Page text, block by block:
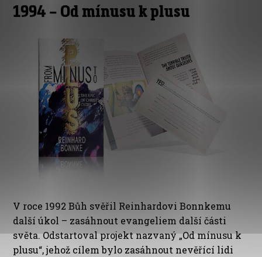
1994 – Od mínusu k plusu
V roce 1992 Bůh svěřil Reinhardovi Bonnkemu
další úkol – zasáhnout evangeliem další části
světa. Odstartoval projekt nazvaný „Od mínusu k
plusu“, jehož cílem bylo zasáhnout nevěřící lidi